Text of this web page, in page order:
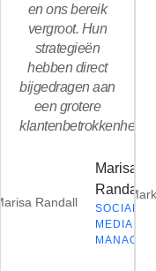
en ons bereik
vergroot. Hun
strategieën
hebben direct
bijgedragen aan
een grotere
klantenbetrokkenheid.
Marisa
Randall
SOCIAL
MEDIA
MANAGER